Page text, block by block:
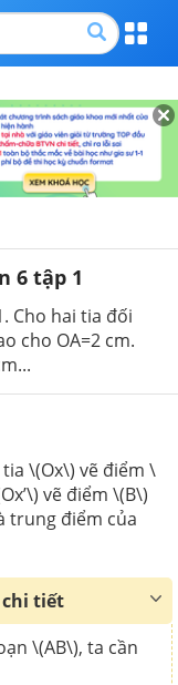
6 tập 1
Cho hai tia đối
cho OA=2 cm.
tia \(Ox\) vẽ điểm \
vẽ điểm \(B\)
trung điểm của
chi tiết
\(AB\), ta cần